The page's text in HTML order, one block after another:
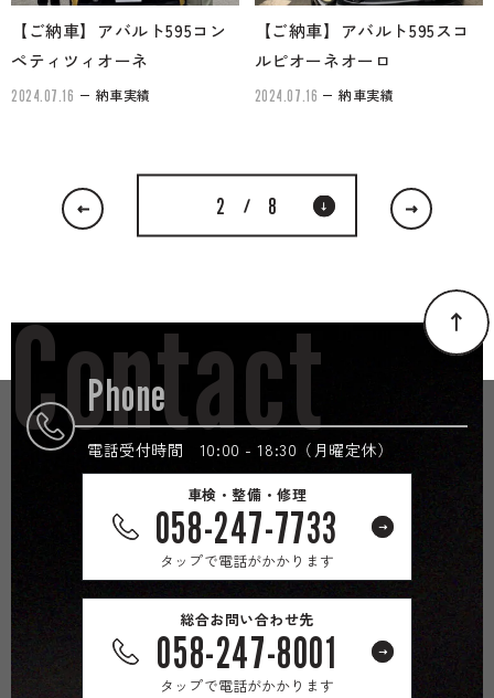
【ご納車】アバルト595コン
ペティツィオーネ
2024.07.16 納車実績
【ご納車】アバルト595スコ
ルピオーネオーロ
2024.07.16 納車実績
2 / 8
Phone
電話受付時間 10:00 - 18:30（月曜定休）
車検・整備・修理
058-247-7733
タップで電話がかかります
総合お問い合わせ先
058-247-8001
タップで電話がかかります
Contact